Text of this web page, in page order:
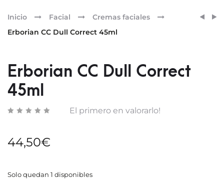
Inicio Facial
Cremas faciales
Erborian CC Dull Correct 45ml
Erborian CC Dull Correct
45ml
El primero en valorarlo!
44,50€
Solo quedan 1 disponibles